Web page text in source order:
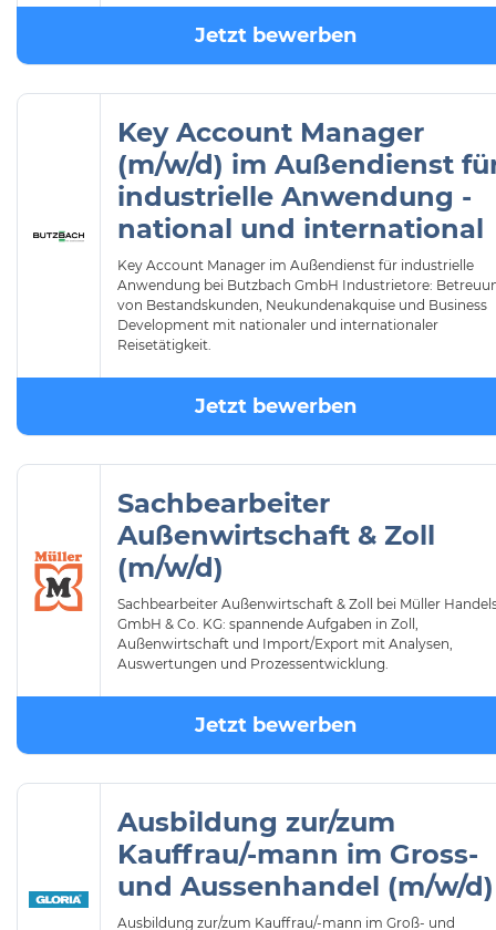
Jetzt bewerben
Key Account Manager
(m/w/d) im Außendienst
industrielle Anwendung -
national und international
Key Account Manager im Außendienst für industrielle
Anwendung bei Butzbach GmbH Industrietore:
von Bestandskunden, Neukundenakquise und Business
Development mit nationaler und internationaler
Reisetätigkeit.
Jetzt bewerben
Sachbearbeiter
Außenwirtschaft & Zoll
(m/w/d)
Sachbearbeiter Außenwirtschaft & Zoll bei Müller
GmbH & Co. KG: spannende Aufgaben in Zoll,
Außenwirtschaft und Import/Export mit Analysen,
Auswertungen und Prozessentwicklung.
Jetzt bewerben
Ausbildung zur/zum
Kauffrau/-mann im Gross-
und Aussenhandel (m/w/d)
Ausbildung zur/zum Kauffrau/-mann im Groß- und